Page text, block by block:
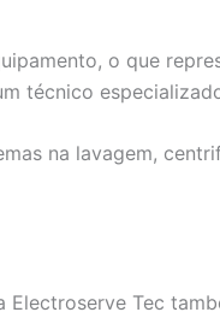
o que
técnico
na lavagem,
Tec